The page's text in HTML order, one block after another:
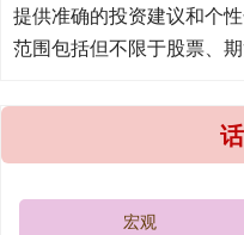
提供准确的投资建议和个
范围包括但不限于股票、
宏观